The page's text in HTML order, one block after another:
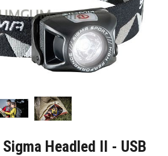
Headled II - USB